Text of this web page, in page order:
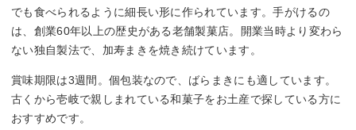
でも食べられるように細長い形に作られています。手がけるの
は、創業60年以上の歴史がある老舗製菓店。開業当時より変わら
ない独自製法で、加寿まきを焼き続けています。
賞味期限は3週間。個包装なので、ばらまきにも適しています。
古くから壱岐で親しまれている和菓子をお土産で探している方に
おすすめです。